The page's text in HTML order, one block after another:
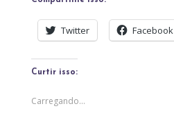
Twitter Facebook
Curtir isso:
Carregando...